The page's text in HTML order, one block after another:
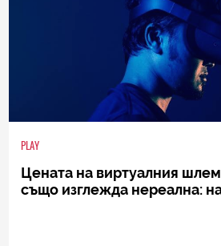
PLAY
Цената на виртуалния
също изглежда нереална: